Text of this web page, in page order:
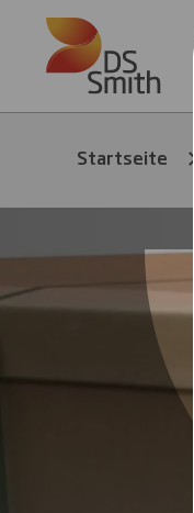
Skip to main content
Startseite